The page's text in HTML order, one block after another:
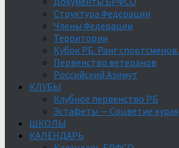
Структура Федерации
Члены Федерации
Территории
Кубок РБ. Ранг спортсменов.
Первенство ветеранов
Российский Азимут
КЛУБЫ
Клубное первенство РБ
Эстафеты — Соцветие курая
ШКОЛЫ
КАЛЕНДАРЬ